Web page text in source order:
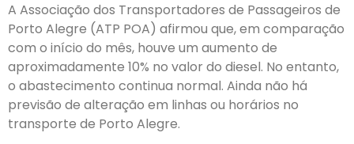
A Associação dos Transportadores de Passageiros de
Porto Alegre (ATP POA) afirmou que, em comparação
com o início do mês, houve um aumento de
aproximadamente 10% no valor do diesel. No entanto,
o abastecimento continua normal. Ainda não há
previsão de alteração em linhas ou horários no
transporte de Porto Alegre.